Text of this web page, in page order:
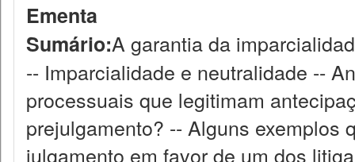
Ementa
Sumário:A garantia da
-- Imparcialidade e neutralidade --
processuais que legitimam
prejulgamento? -- Alguns exemplos
julgamento em favor de um dos